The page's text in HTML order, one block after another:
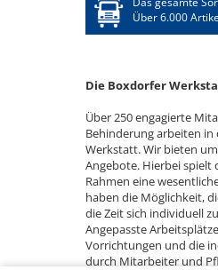
Über 6.000
Die Boxdorfer
Über 250 engagierte
Behinderung arbeiten
Werkstatt. Wir bieten
Angebote. Hierbei spielt
Rahmen eine
haben die Möglichkeit,
die Zeit sich individuell
Angepasste
Vorrichtungen und die
durch Mitarbeiter und